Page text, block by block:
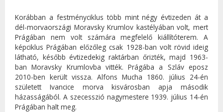
Korábban a festményciklus több mint négy évtizeden át a
dél-morvaországi Moravsky Krumlov kastélyában volt, mert
Prágában nem volt számára megfelelő kiállítóterem. A
képciklus Prágában előzőleg csak 1928-ban volt rövid ideig
látható, később évtizedekig raktárban őrizték, majd 1963-
ban Moravsky Krumlovba vitték. Prágába a Szláv eposz
2010-ben került vissza. Alfons Mucha 1860. július 24-én
született Ivancice morva kisvárosban apja második
házasságából. A szecesszió nagymestere 1939. július 14-én
Prágában halt meg.